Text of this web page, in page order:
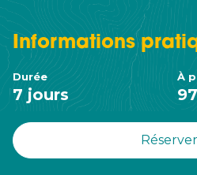
Informations
Durée
7 jours
À
Réserver